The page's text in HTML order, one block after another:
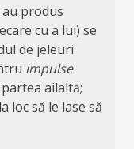
produs
cu a lui) se
de jeleuri
impulse
ailaltă;
loc să le lase să